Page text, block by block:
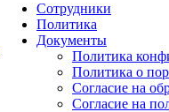
Сотрудники
Политика
Документы
Политика
Политика о
Согласие на
Согласие на